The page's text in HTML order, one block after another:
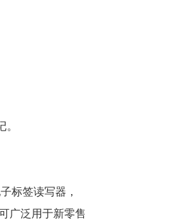
标签读写器，
广泛用于新零售